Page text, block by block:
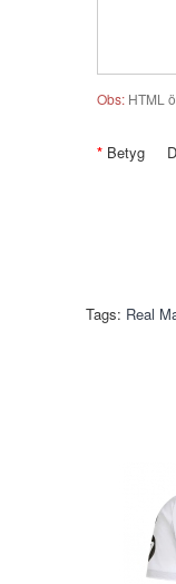
Obs: HTML
Betyg
Tags: Real